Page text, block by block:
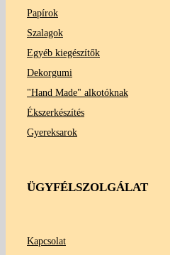
Papírok
Szalagok
Egyéb kiegészítők
Dekorgumi
"Hand Made" alkotóknak
Ékszerkészítés
Gyereksarok
ÜGYFÉLSZOLGÁLAT
Kapcsolat